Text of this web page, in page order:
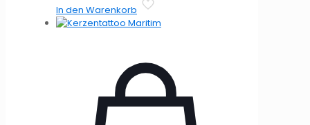
In den Warenkorb